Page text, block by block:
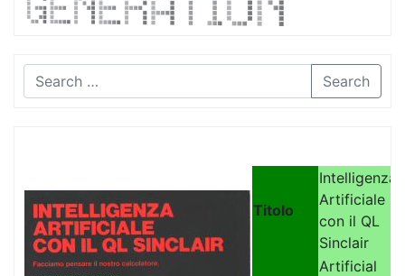
Search
Titolo
Intelligenza
Artificiale
con il QL
Sinclair
Artificial